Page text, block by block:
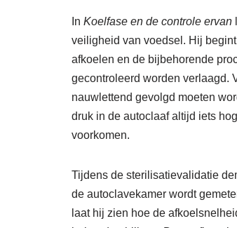
In Koelfase en de controle ervan
veiligheid van voedsel. Hij
afkoelen en de bijbehorende
gecontroleerd worden verlaagd.
nauwlettend gevolgd moeten
druk in de autoclaaf altijd iets
voorkomen.
Tijdens de sterilisatievalidatie
de autoclavekamer wordt
laat hij zien hoe de